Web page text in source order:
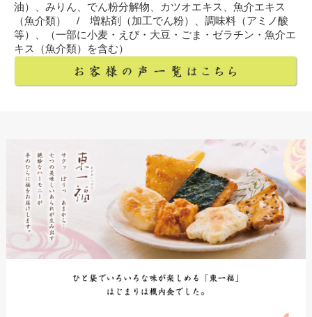
油）、みりん、でん粉分解物、カツオエキス、魚介エキス
（魚介類） / 増粘剤（加工でん粉）、調味料（アミノ酸
等）、（一部に小麦・えび・大豆・ごま・ゼラチン・魚介エ
キス（魚介類）を含む）